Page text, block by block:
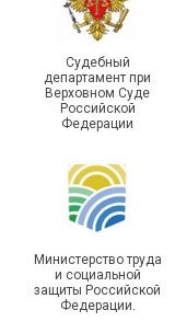
Чествование
боевых действий
Самарской области
Судебный
департамент при
Верховном Суде
Российской
Федерации
Министерство труда
и социальной
защиты Российской
Федерации.